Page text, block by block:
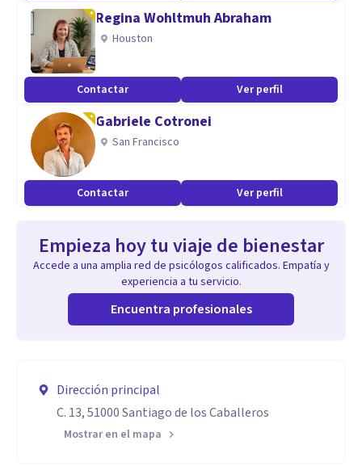
Regina Wohltmuh Abraham
Houston
Contactar Ver perfil
Gabriele Cotronei
San Francisco
Contactar Ver perfil
Empieza hoy tu viaje de bienestar
Accede a una amplia red de psicólogos calificados. Empatía y
experiencia a tu servicio.
Encuentra profesionales
Dirección principal
C. 13, 51000 Santiago de los Caballeros
Mostrar en el mapa